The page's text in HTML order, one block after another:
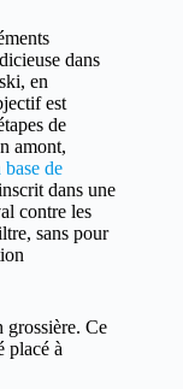
dans
en
est
de
amont,
de
dans une
contre les
sans pour
grossière. Ce
placé à